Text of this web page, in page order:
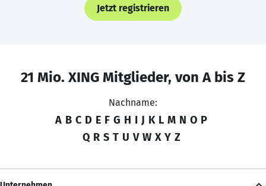
Jetzt registrieren
21 Mio. XING Mitglieder, von A bis Z
Nachname:
A B C D E F G H I J K L M N O P
Q R S T U V W X Y Z